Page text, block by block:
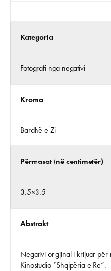
Kategoria
Fotografi nga negativi
Kroma
Bardhë e Zi
Përmasat (në centimetër)
3.5×3.5
Abstrakt
Negativi origjinal i krijuar për
Kinostudio “Shqipëria e Re”.